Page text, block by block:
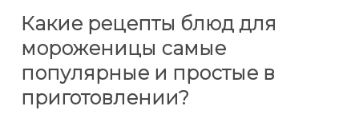
Какие рецепты блюд для
мороженицы самые
популярные и простые в
приготовлении?